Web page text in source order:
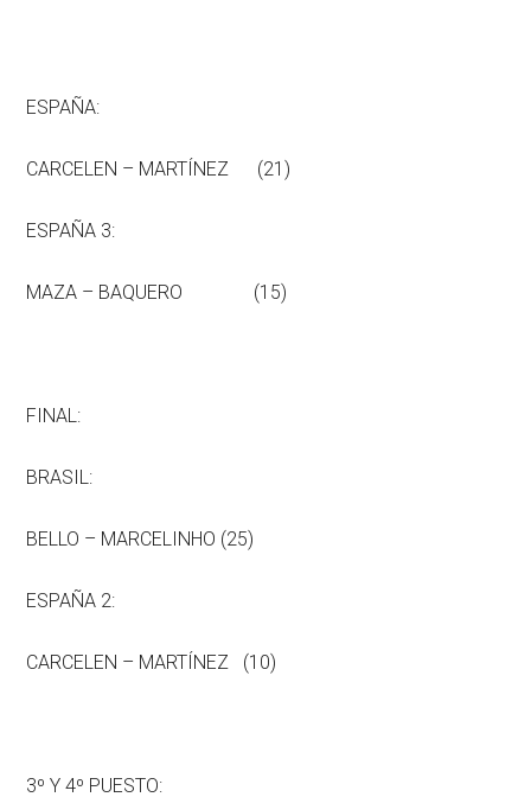
ESPAÑA:
CARCELEN – MARTÍNEZ (21)
ESPAÑA 3:
MAZA – BAQUERO (15)
FINAL:
BRASIL:
BELLO – MARCELINHO (25)
ESPAÑA 2:
CARCELEN – MARTÍNEZ (10)
3º Y 4º PUESTO: